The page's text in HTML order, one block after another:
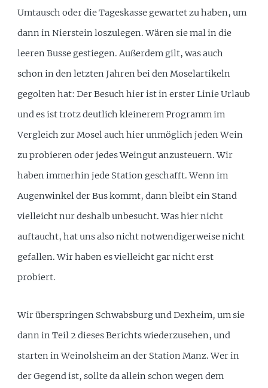
Umtausch oder die Tageskasse gewartet zu haben, um
dann in Nierstein loszulegen. Wären sie mal in die
leeren Busse gestiegen. Außerdem gilt, was auch
schon in den letzten Jahren bei den Moselartikeln
gegolten hat: Der Besuch hier ist in erster Linie Urlaub
und es ist trotz deutlich kleinerem Programm im
Vergleich zur Mosel auch hier unmöglich jeden Wein
zu probieren oder jedes Weingut anzusteuern. Wir
haben immerhin jede Station geschafft. Wenn im
Augenwinkel der Bus kommt, dann bleibt ein Stand
vielleicht nur deshalb unbesucht. Was hier nicht
auftaucht, hat uns also nicht notwendigerweise nicht
gefallen. Wir haben es vielleicht gar nicht erst
probiert.
Wir überspringen Schwabsburg und Dexheim, um sie
dann in Teil 2 dieses Berichts wiederzusehen, und
starten in Weinolsheim an der Station Manz. Wer in
der Gegend ist, sollte da allein schon wegen dem